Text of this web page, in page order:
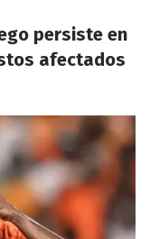
persiste en
afectados